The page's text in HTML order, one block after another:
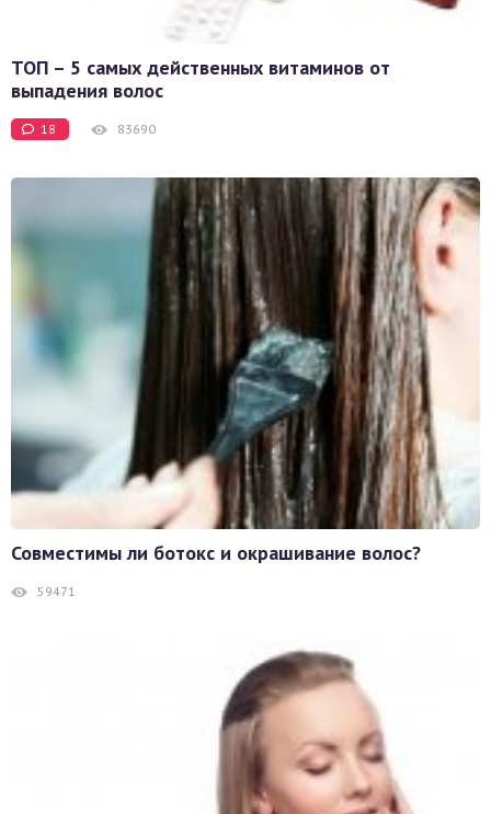
ТОП – 5 самых действенных витаминов от
выпадения волос
18 83690
Совместимы ли ботокс и окрашивание волос?
59471